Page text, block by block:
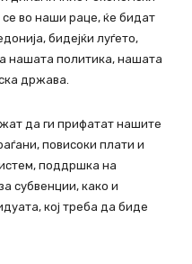
во наши раце, ќе бидат
бидејќи луѓето,
нашата политика, нашата
држава.
да ги прифатат нашите
повисоки плати и
поддршка на
субвенции, како и
кој треба да биде